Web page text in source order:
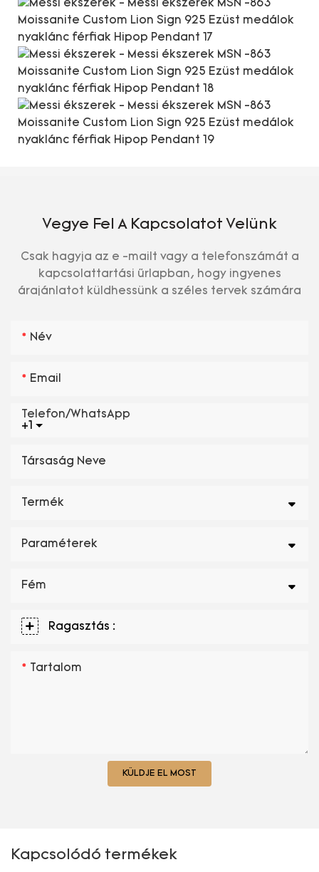
Vegye Fel A Kapcsolatot Velünk
Csak hagyja az e -mailt vagy a telefonszámát a
kapcsolattartási űrlapban, hogy ingyenes
árajánlatot küldhessünk a széles tervek számára
Név
Email
+1
Telefon/WhatsApp
Társaság Neve
Termék
Paraméterek
Fém
Ragasztás :
Tartalom
KÜLDJE EL MOST
Kapcsolódó termékek